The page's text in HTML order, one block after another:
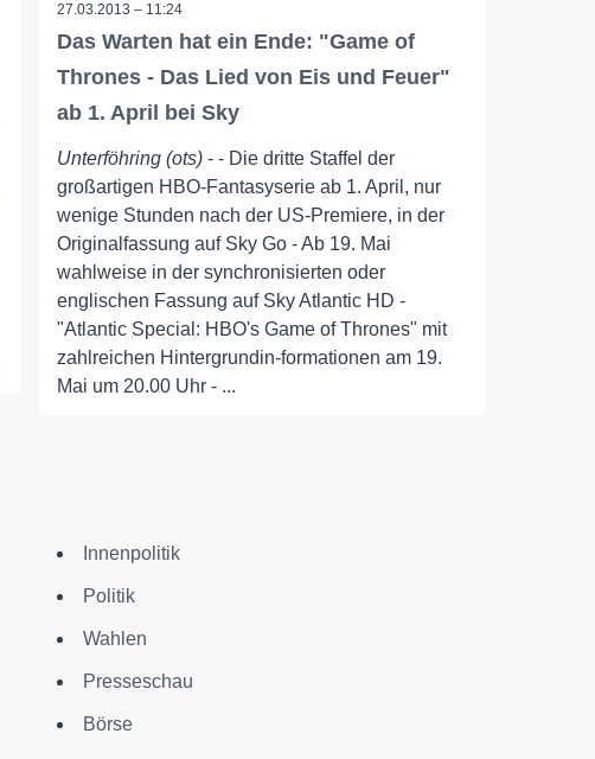
27.03.2013 – 11:24
Das Warten hat ein Ende: "Game of
Thrones - Das Lied von Eis und Feuer"
ab 1. April bei Sky
Unterföhring (ots) - - Die dritte Staffel der
großartigen HBO-Fantasyserie ab 1. April, nur
wenige Stunden nach der US-Premiere, in der
Originalfassung auf Sky Go - Ab 19. Mai
wahlweise in der synchronisierten oder
englischen Fassung auf Sky Atlantic HD -
"Atlantic Special: HBO's Game of Thrones" mit
zahlreichen Hintergrundin-formationen am 19.
Mai um 20.00 Uhr - ...
Innenpolitik
Politik
Wahlen
Presseschau
Börse